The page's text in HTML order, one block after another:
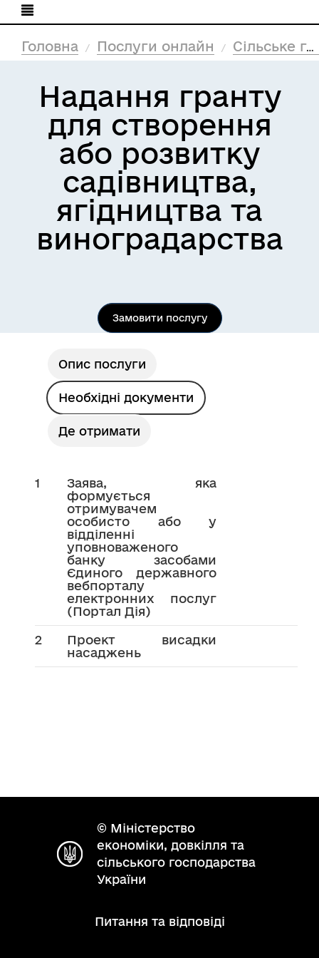
Головна Послуги онлайн Сільське господарство
Надання гранту
для створення
або розвитку
садівництва,
ягідництва та
виноградарства
Замовити послугу
Опис послуги
Необхідні документи
Де отримати
1
Заява, яка
формується
отримувачем
особисто або у
відділенні
уповноваженого
банку засобами
Єдиного державного
вебпорталу
електронних послуг
(Портал Дія)
2
Проект висадки
насаджень
© Міністерство
економіки, довкілля та
сільського господарства
України
Питання та відповіді